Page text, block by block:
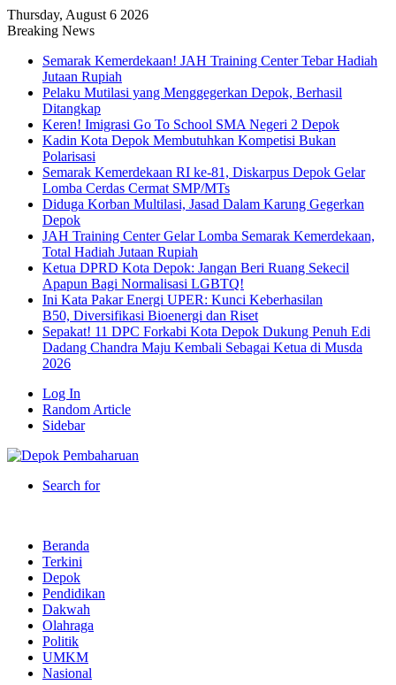
Thursday, August 6 2026
Breaking News
Semarak Kemerdekaan! JAH Training Center Tebar Hadiah
Jutaan Rupiah
Pelaku Mutilasi yang Menggegerkan Depok, Berhasil
Ditangkap
Keren! Imigrasi Go To School SMA Negeri 2 Depok
Kadin Kota Depok Membutuhkan Kompetisi Bukan
Polarisasi
Semarak Kemerdekaan RI ke-81, Diskarpus Depok Gelar
Lomba Cerdas Cermat SMP/MTs
Diduga Korban Multilasi, Jasad Dalam Karung Gegerkan
Depok
JAH Training Center Gelar Lomba Semarak Kemerdekaan,
Total Hadiah Jutaan Rupiah
Ketua DPRD Kota Depok: Jangan Beri Ruang Sekecil
Apapun Bagi Normalisasi LGBTQ!
Ini Kata Pakar Energi UPER: Kunci Keberhasilan
B50, Diversifikasi Bioenergi dan Riset
Sepakat! 11 DPC Forkabi Kota Depok Dukung Penuh Edi
Dadang Chandra Maju Kembali Sebagai Ketua di Musda
2026
Log In
Random Article
Sidebar
Search for
Beranda
Terkini
Depok
Pendidikan
Dakwah
Olahraga
Politik
UMKM
Nasional